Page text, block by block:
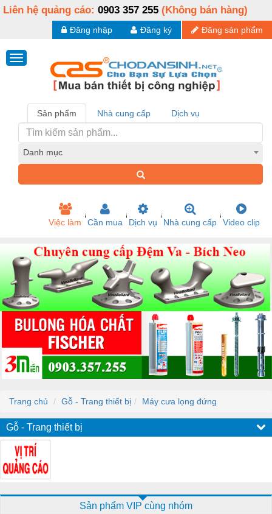
Liên hệ quảng cáo: 0903 357 255 (Không bán hàng)
Đăng sản phẩm
Đăng ký
Đăng nhập
Sản phẩm Nhà cung cấp Dịch vụ
Danh mục
Việc làm Cần mua Dịch vụ Nhà cung cấp Video clip
Trang chủ Gỗ - Trang thiết bị Máy cưa lọng đứng
Gỗ - Trang thiết bị
Sản phẩm VIP cùng nhóm